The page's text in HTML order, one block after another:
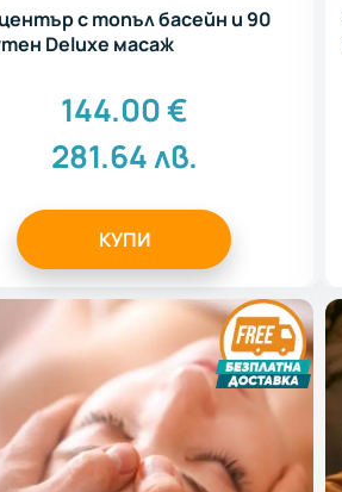
с топъл басейн и 90
Deluxe масаж
144.00€
281.64лв.
КУПИ